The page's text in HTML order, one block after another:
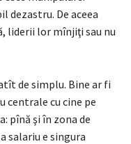
dezastru. De aceea
liderii lor mînjiţi sau nu
de simplu. Bine ar fi
centrale cu cine pe
pînă şi în zona de
salariu e singura